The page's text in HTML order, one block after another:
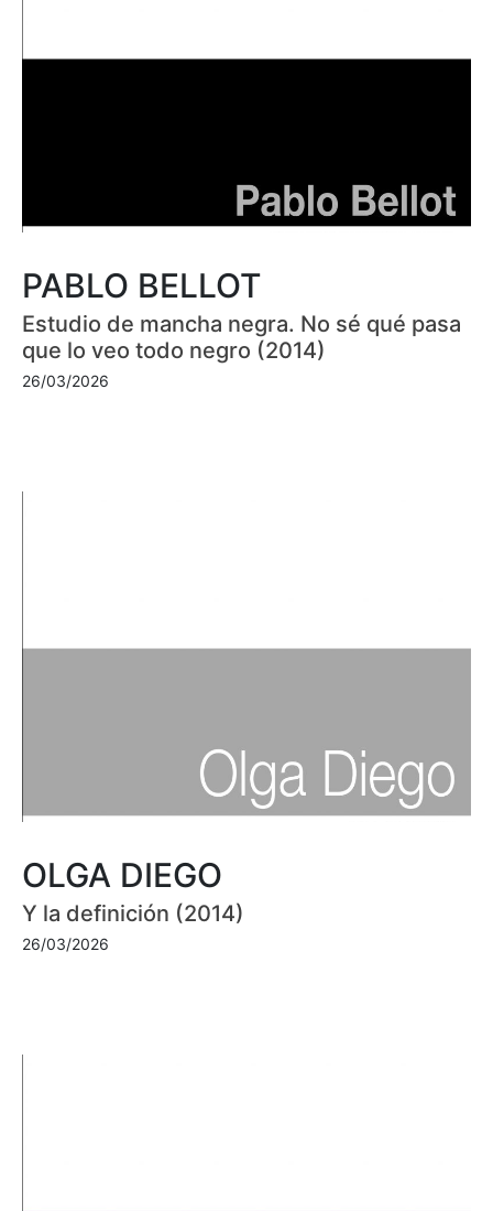
PABLO BELLOT
Estudio de mancha negra. No sé qué pasa
que lo veo todo negro (2014)
26/03/2026
OLGA DIEGO
Y la definición (2014)
26/03/2026